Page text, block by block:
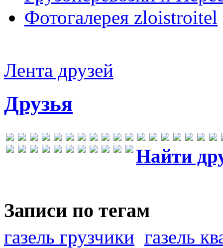
Фотогалерея zloistroitel
Лента друзей
Друзья
Найти
Записи по тегам
газель грузчики газель